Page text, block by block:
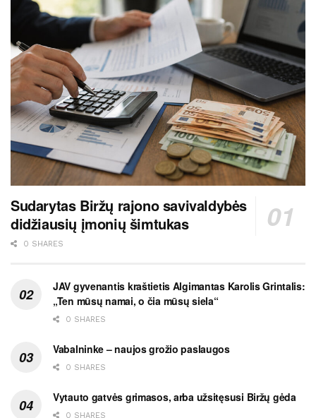
Sudarytas Biržų rajono savivaldybės
didžiausių įmonių šimtukas
0 SHARES
JAV gyvenantis kraštietis Algimantas Karolis Grintalis:
„Ten mūsų namai, o čia mūsų siela“
0 SHARES
Vabalninke – naujos grožio paslaugos
0 SHARES
Vytauto gatvės grimasos, arba užsitęsusi Biržų gėda
0 SHARES